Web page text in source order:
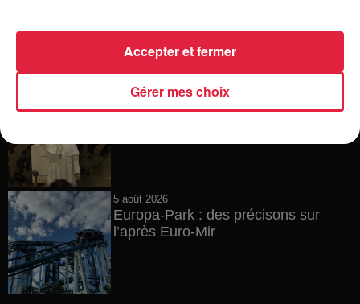
12h23
Les dernières infos sur la venue du
5 août 2026
Europa-Park : des précisons sur
l’après Euro-Mir
Gérer mes choix
Accepter et fermer